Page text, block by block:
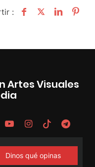
:
Artes Visuales
Dinos qué opinas